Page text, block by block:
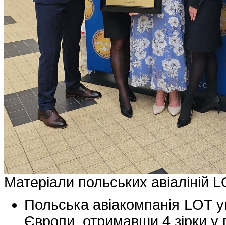
Матеріали польських авіаліній
Польська авіакомпанія LOT
Європи, отримавши 4 зірки